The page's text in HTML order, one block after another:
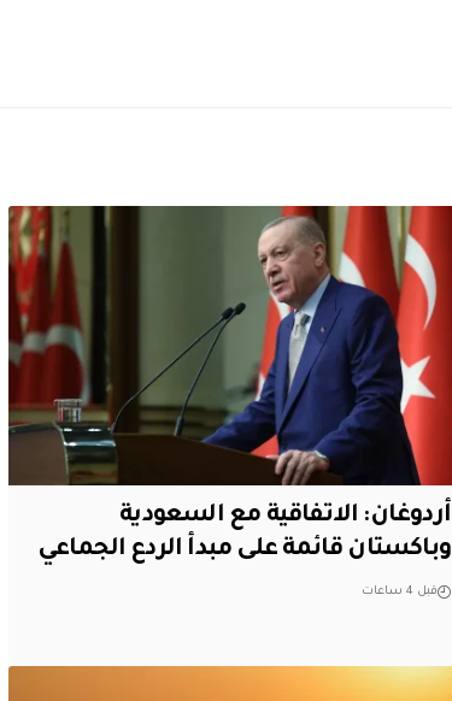
أردوغان: الاتفاقية مع السعودية
وباكستان قائمة على مبدأ الردع الجماعي
قبل 4 ساعات